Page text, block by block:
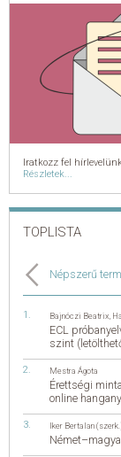
Iratkozz fel
Részletek...
TOPLISTA
Népszerű
Bajnóczi Beatrix
ECL
szint
Mestra Ágota
Érettségi
online
Iker Bertalan